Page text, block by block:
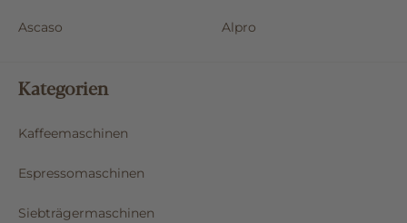
Ascaso Alpro
Kategorien
Kaffeemaschinen
Espressomaschinen
Siebträgermaschinen